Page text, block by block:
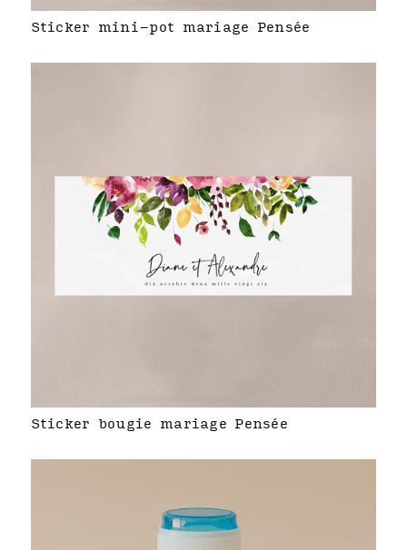
Sticker mini-pot mariage Pensée
Sticker bougie mariage Pensée